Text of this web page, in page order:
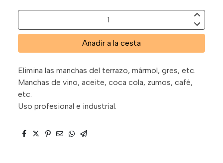
Añadir a la cesta
Elimina las manchas del terrazo, mármol, gres, etc.
Manchas de vino, aceite, coca cola, zumos, café,
etc.
Uso profesional e industrial.